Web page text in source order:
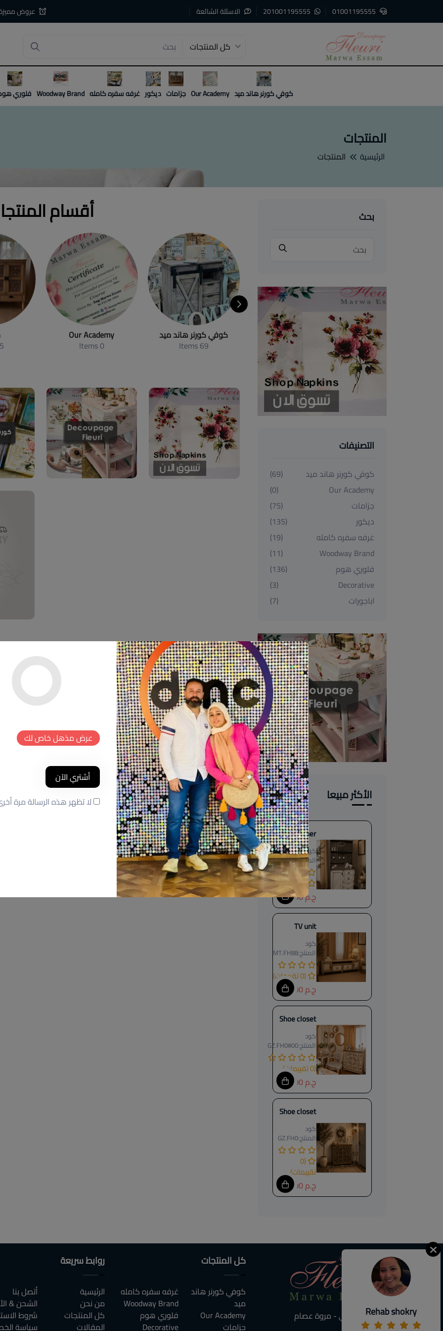
الاسئلة الشائعة عروض
كل المنتجات
1
2
3
4
كوفي كورنر هاند ميد Our Academy جزامات ديكور غرفه سفره كامله Woodway Brand فلوري
المنتجات
الرئيسية المنتجات
بحث
التصنيفات
كوفي كورنر هاند ميد
(69)
Our Academy
(0)
جزامات
(75)
ديكور
(135)
غرفه سفره كامله
(19)
Woodway Brand
(11)
فلوري هوم
(136)
Decorative
(3)
اباجورات
(7)
الأكثر مبيعا
Coffee corner
كود
المنتج:C.FHOME
ج.م 14500
TV unit
كود
المنتج:MT.FH88
(0 تقييمات)
ج.م 18500
Shoe closet
كود
المنتج:GZ.FH0#00
(0 تقييمات)
ج.م 15000
Shoe closet
كود
المنتج:GZ.FH0
(0
تقييمات)
ج.م 13000
أقسام
Decorative اباجورات كوفي كورنر هاند ميد
69 Items
Our Academy
0 Items
ديكوباج فلوري - مروة عصام
كل المنتجات
كوفي كورنر هاند
ميد
Our Academy
جزامات
غرفه سفره كامله
Woodway Brand
فلوري هوم
Decorative
روابط سريعة
الرئيسية
من نحن
كل المنتجات
المقالات
أتصل بنا
الشحن &
شروط
سياسة
Rehab shokry
عرض مذهل خاص لك
أشتري الآن
لا تظهر هذه الرسالة مرة